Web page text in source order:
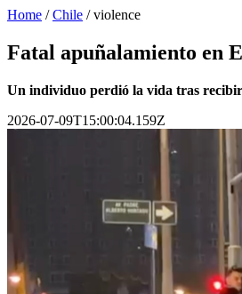
Home /Chile /violence
Fatal apuñalamiento en
Un individuo perdió la vida tras
2026-07-09T15:00:04.159Z